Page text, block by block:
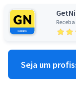
Seja um